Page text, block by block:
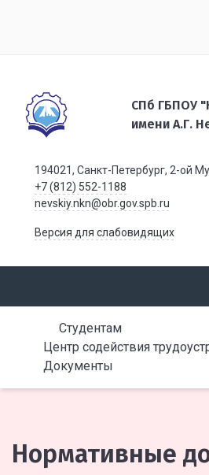
СПб ГБПОУ
имени А.Г.
194021, Санкт-Петербург, 2-ой
+7 (812) 552-1188
nevskiy.nkn@obr.gov.spb.ru
Версия для слабовидящих
Студентам
Центр содействия
Документы
Нормативные